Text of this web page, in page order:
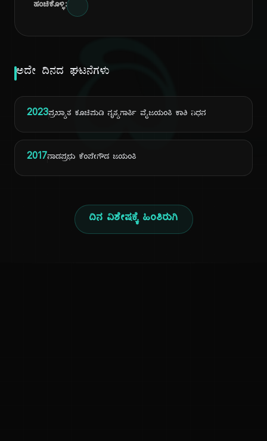
ದಿ
ಹಂಚಿಕೊಳ್ಳಿ:
ಅದೇ ದಿನದ ಘಟನೆಗಳು
2023ಪ್ರಖ್ಯಾತ ಕೂಚಿಪುಡಿ ನೃತ್ಯಗಾರ್ತಿ ವೈಜಯಂತಿ ಕಾಶಿ ನಿಧನ
2017ನಾಡಪ್ರಭು ಕೆಂಪೇಗೌಡ ಜಯಂತಿ
ದಿನ ವಿಶೇಷಕ್ಕೆ ಹಿಂತಿರುಗಿ